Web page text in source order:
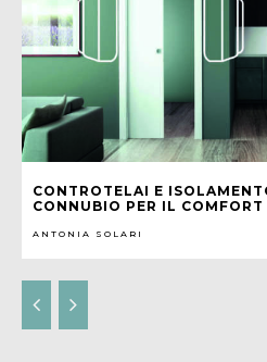
CONTROTELAI E
CONNUBIO PER IL COMFORT
ANTONIA SOLARI